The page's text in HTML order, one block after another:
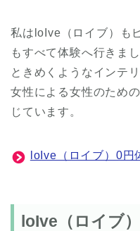
私はloIve（ロイブ）も
もすべて体験へ行きま
ときめくようなインテ
女性による女性のため
じています。
loIve（ロイブ）0円
loIve（ロイブ